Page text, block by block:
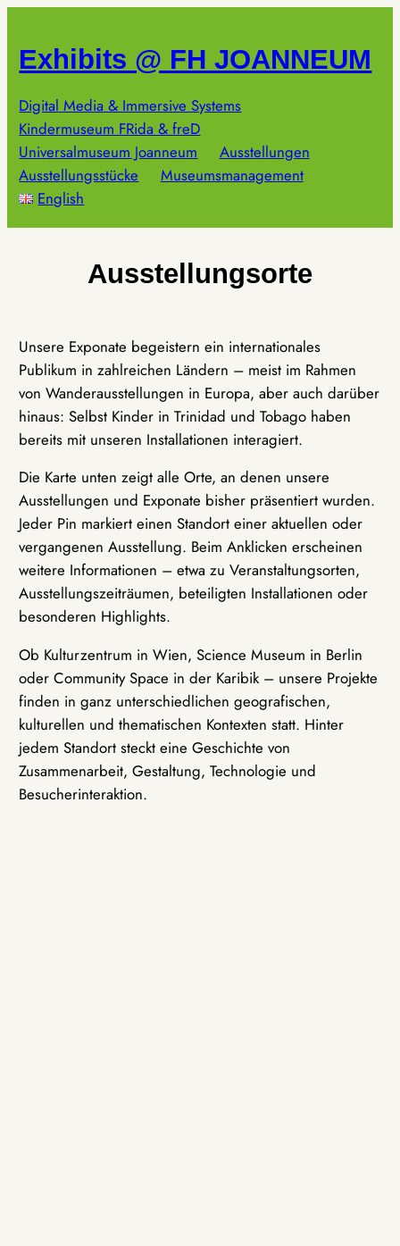
springen
Exhibits @ FH JOANNEUM
Digital Media & Immersive Systems
Kindermuseum FRida & freD
Universalmuseum Joanneum
Ausstellungen
Ausstellungsstücke
Museumsmanagement
English
Ausstellungsorte
Unsere Exponate begeistern ein internationales
Publikum in zahlreichen Ländern – meist im Rahmen
von Wanderausstellungen in Europa, aber auch darüber
hinaus: Selbst Kinder in Trinidad und Tobago haben
bereits mit unseren Installationen interagiert.
Die Karte unten zeigt alle Orte, an denen unsere
Ausstellungen und Exponate bisher präsentiert wurden.
Jeder Pin markiert einen Standort einer aktuellen oder
vergangenen Ausstellung. Beim Anklicken erscheinen
weitere Informationen – etwa zu Veranstaltungsorten,
Ausstellungszeiträumen, beteiligten Installationen oder
besonderen Highlights.
Ob Kulturzentrum in Wien, Science Museum in Berlin
oder Community Space in der Karibik – unsere Projekte
finden in ganz unterschiedlichen geografischen,
kulturellen und thematischen Kontexten statt. Hinter
jedem Standort steckt eine Geschichte von
Zusammenarbeit, Gestaltung, Technologie und
Besucherinteraktion.